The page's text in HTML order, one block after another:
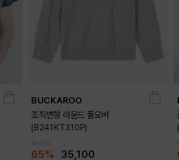
BUCKAROO
조직변형 라운드 풀오버
(B241KT310P)
65% 35,100